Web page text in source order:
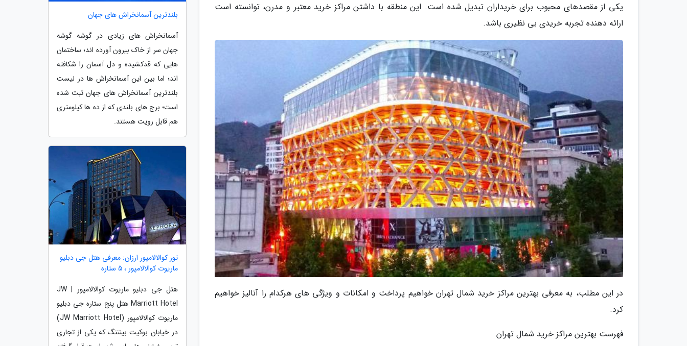
یکی از مقصدهای محبوب برای خریداران تبدیل شده است. این منطقه با داشتن مراکز خرید معتبر و مدرن، توانسته است
ارائه دهنده تجربه خریدی بی نظیری باشد.
در این مطلب، به معرفی بهترین مراکز خرید شمال تهران خواهیم پرداخت و امکانات و ویژگی های هرکدام را آنالیز خواهیم
کرد.
فهرست بهترین مراکز خرید شمال تهران
بلندترین آسمانخراش های جهان
آسمانخراش های زیادی در گوشه گوشه
جهان سر از خاک بیرون آورده اند؛ ساختمان
هایی که قدکشیده و دل آسمان را شکافته
اند؛ اما بین این آسمانخراش ها در لیست
بلندترین آسمانخراش های جهان ثبت شده
است؛ برج های بلندی که از ده ها کیلومتری
هم قابل رویت هستند.
تور کوالالامپور ارزان: معرفی هتل جی دبلیو
ماریوت کوالالامپور ، 5 ستاره
هتل جی دبلیو ماریوت کوالالامپور | JW
Marriott Hotel هتل پنج ستاره جی دبلیو
ماریوت کوالالامپور (JW Marriott Hotel)
در خیابان بوکیت بینتنگ که یکی از تجاری